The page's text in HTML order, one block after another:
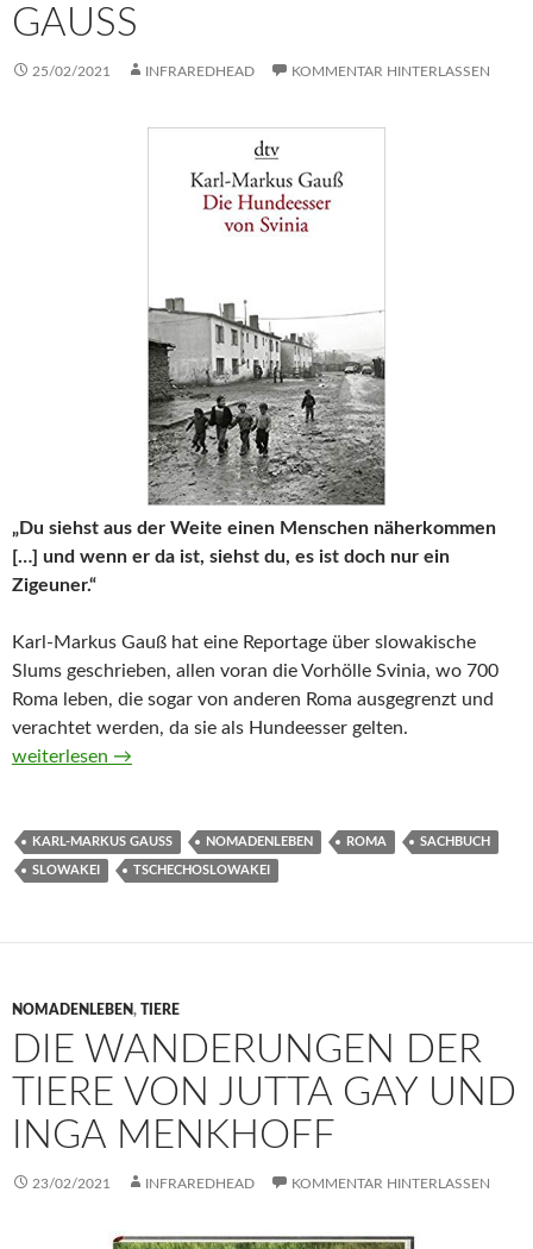
GAUSS
25/02/2021 INFRAREDHEAD KOMMENTAR HINTERLASSEN
„Du siehst aus der Weite einen Menschen näherkommen
[…] und wenn er da ist, siehst du, es ist doch nur ein
Zigeuner.“
Karl-Markus Gauß hat eine Reportage über slowakische
Slums geschrieben, allen voran die Vorhölle Svinia, wo 700
Roma leben, die sogar von anderen Roma ausgegrenzt und
verachtet werden, da sie als Hundeesser gelten.
Die Hundeesser von Svinia von Karl-Markus Gauß
weiterlesen →
KARL-MARKUS GAUSS NOMADENLEBEN ROMA SACHBUCH
SLOWAKEI TSCHECHOSLOWAKEI
NOMADENLEBEN, TIERE
DIE WANDERUNGEN DER
TIERE VON JUTTA GAY UND
INGA MENKHOFF
23/02/2021 INFRAREDHEAD KOMMENTAR HINTERLASSEN